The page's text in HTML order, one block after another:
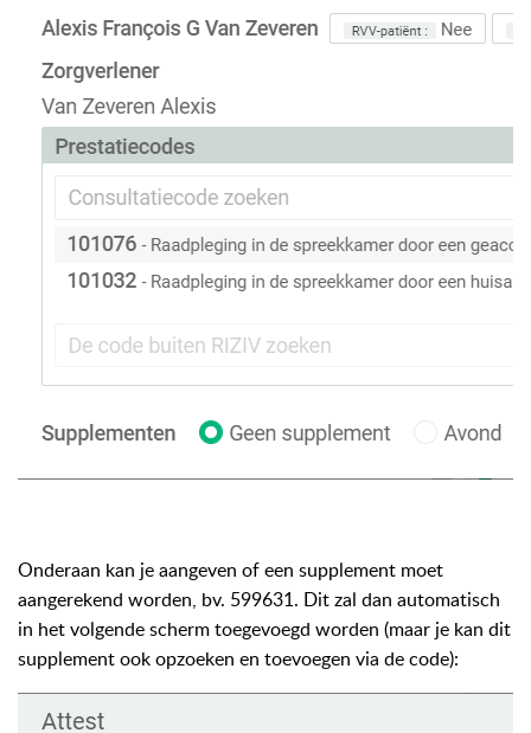
Onderaan kan je aangeven of een supplement moet
aangerekend worden, bv. 599631. Dit zal dan automatisch
in het volgende scherm toegevoegd worden (maar je kan dit
supplement ook opzoeken en toevoegen via de code):